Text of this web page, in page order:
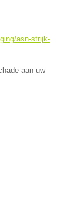
asn-strijk-
aan uw